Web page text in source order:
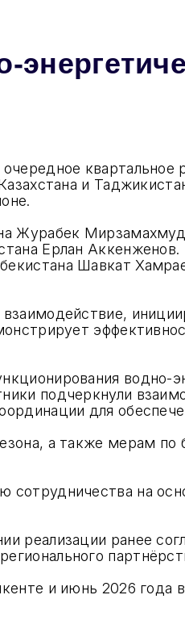
и
Журабек
Ерлан
Шавкат
водно-
подчеркнули
для
а также мерам по
на
реализации ранее
и июнь 2026 года